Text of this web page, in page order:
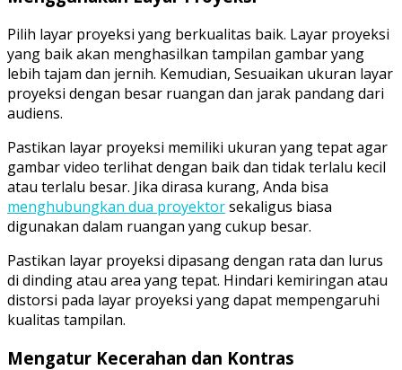
Pilih layar proyeksi yang berkualitas baik. Layar proyeksi
yang baik akan menghasilkan tampilan gambar yang
lebih tajam dan jernih. Kemudian, Sesuaikan ukuran layar
proyeksi dengan besar ruangan dan jarak pandang dari
audiens.
Pastikan layar proyeksi memiliki ukuran yang tepat agar
gambar video terlihat dengan baik dan tidak terlalu kecil
atau terlalu besar. Jika dirasa kurang, Anda bisa
menghubungkan dua proyektorsekaligus biasa
digunakan dalam ruangan yang cukup besar.
Pastikan layar proyeksi dipasang dengan rata dan lurus
di dinding atau area yang tepat. Hindari kemiringan atau
distorsi pada layar proyeksi yang dapat mempengaruhi
kualitas tampilan.
Mengatur Kecerahan dan Kontras